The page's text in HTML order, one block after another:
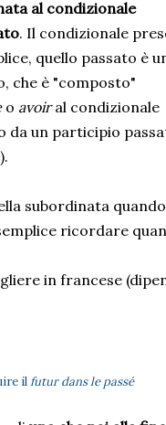
al condizionale
. Il condizionale
quello passato è
che è "composto"
o avoiral condizionale
da un participio
).
subordinata quando
ricordare
in francese
ilfutur dans le passé